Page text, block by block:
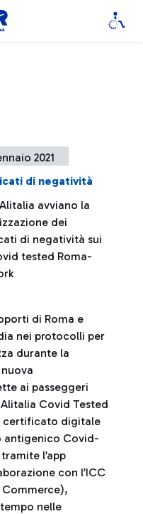
2021
di negatività
avviano la
dei
di negatività sui
tested Roma-
di Roma e
nei protocolli per
durante la
ai passeggeri
Covid Tested
certificato digitale
antigenico Covid-
l’app
con l’ICC
nelle